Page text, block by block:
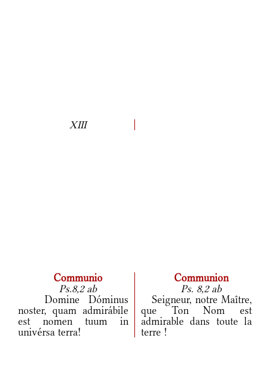
XIII
Communio
Communion
Ps.8,2 ab
Ps. 8,2 ab
Domine Dóminus
noster, quam admirábile
est nomen tuum in
univérsa terra!
Seigneur, notre Maître,
que Ton Nom est
admirable dans toute la
terre !